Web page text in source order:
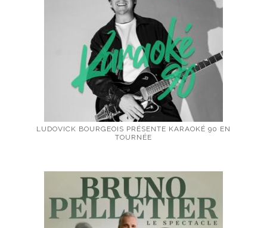
LUDOVICK BOURGEOIS PRÉSENTE KARAOKÉ 90 EN
TOURNÉE